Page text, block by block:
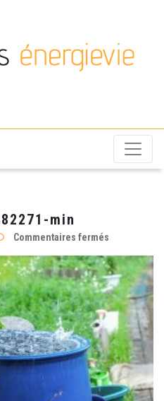
min
Commentaires fermés
min